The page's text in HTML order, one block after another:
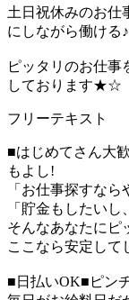
土日祝休みのお仕
にしながら働ける♪
ピッタリのお仕事
しております★☆
フリーテキスト
■はじめてさん大
もよし!
「お仕事探すなら
「貯金もしたいし
そんなあなたに
ここなら安定して
■日払いOK■ピン